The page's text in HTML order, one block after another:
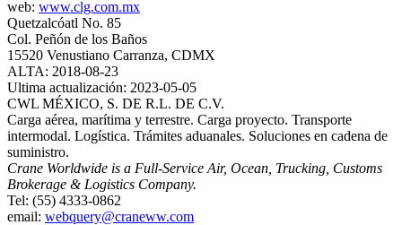
web: www.clg.com.mx
Quetzalcóatl No. 85
Col. Peñón de los Baños
15520 Venustiano Carranza, CDMX
ALTA: 2018-08-23
Ultima actualización: 2023-05-05
CWL MÉXICO, S. DE R.L. DE C.V.
Carga aérea, marítima y terrestre. Carga proyecto. Transporte
intermodal. Logística. Trámites aduanales. Soluciones en cadena de
suministro.
Crane Worldwide is a Full-Service Air, Ocean, Trucking, Customs
Brokerage & Logistics Company.
Tel: (55) 4333-0862
email: webquery@craneww.com